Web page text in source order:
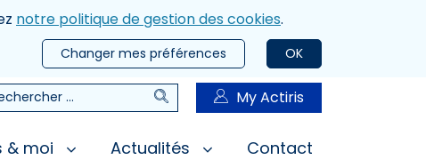
notre politique de gestion des cookies.
OK
Changer mes préférences
RechercherMy Actiris
& moi Actualités Contact